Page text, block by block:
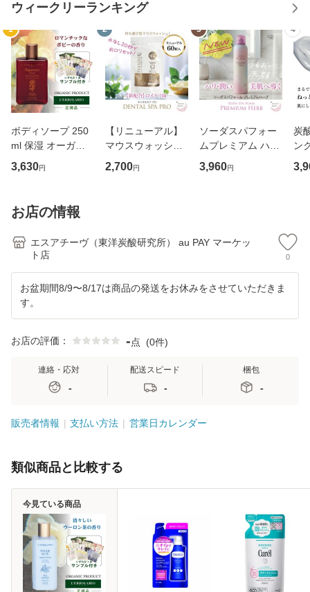
ウィークリーランキング
1
ボディソープ 250
ml 保湿 オーガニ
ック パパヴェロ ソ
アヴェ Papavero S
ル ポピーの香り L
ERBOLARIO レル
3,630円
2
【リニューアル】
マウスウォッシュ
炭酸 デンタルスパ
プロ DENTALSPA
2,700円
3
ソーダスパフォー
ムプレミアム ハー
ブ 150g 10000pp
m 1本 炭酸 フェイ
3,960円
4
炭
ン
パ
ッ
パ
お店の情報
エスアチーヴ（東洋炭酸研究所） au PAY マーケッ
ト店
0
お盆期間8/9〜8/17は商品の発送をお休みをさせていただきま
す。
お店の評価： -点 (0件)
連絡・応対
-
配送スピード
-
梱包
-
販売者情報 支払い方法 営業日カレンダー
類似商品と比較する
今見ている商品